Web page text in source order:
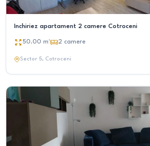
Inchiriez apartament 2 camere Cotroceni
50.00 m² 2 camere
Sector 5, Cotroceni